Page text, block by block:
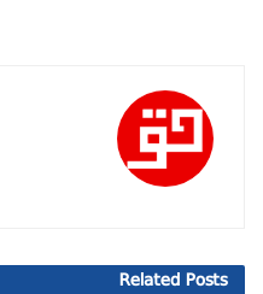
Related Posts